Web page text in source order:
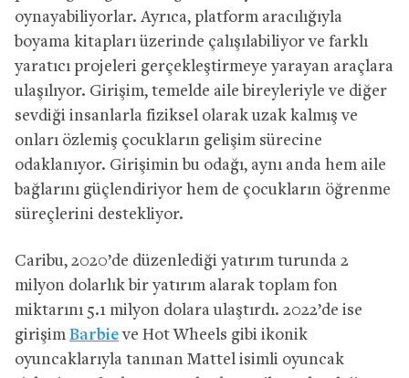
oynayabiliyorlar. Ayrıca, platform aracılığıyla
boyama kitapları üzerinde çalışılabiliyor ve farklı
yaratıcı projeleri gerçekleştirmeye yarayan araçlara
ulaşılıyor. Girişim, temelde aile bireyleriyle ve diğer
sevdiği insanlarla fiziksel olarak uzak kalmış ve
onları özlemiş çocukların gelişim sürecine
odaklanıyor. Girişimin bu odağı, aynı anda hem aile
bağlarını güçlendiriyor hem de çocukların öğrenme
süreçlerini destekliyor.
Caribu, 2020’de düzenlediği yatırım turunda 2
milyon dolarlık bir yatırım alarak toplam fon
miktarını 5.1 milyon dolara ulaştırdı. 2022’de ise
girişim Barbieve Hot Wheels gibi ikonik
oyuncaklarıyla tanınan Mattel isimli oyuncak